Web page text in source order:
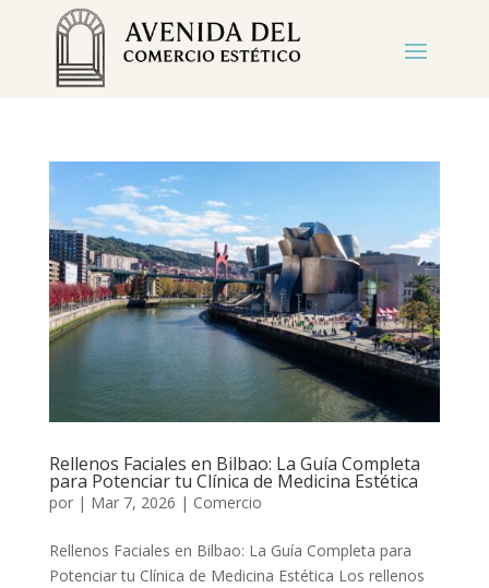
Rellenos Faciales en Bilbao: La Guía Completa
para Potenciar tu Clínica de Medicina Estética
por | Mar 7, 2026 | Comercio
Rellenos Faciales en Bilbao: La Guía Completa para
Potenciar tu Clínica de Medicina Estética Los rellenos